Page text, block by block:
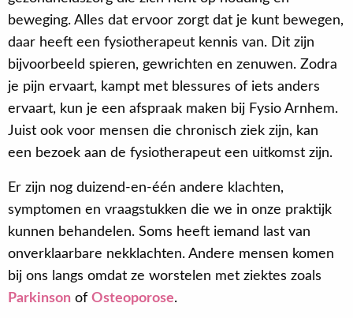
beweging. Alles dat ervoor zorgt dat je kunt bewegen,
daar heeft een fysiotherapeut kennis van. Dit zijn
bijvoorbeeld spieren, gewrichten en zenuwen. Zodra
je pijn ervaart, kampt met blessures of iets anders
ervaart, kun je een afspraak maken bij Fysio Arnhem.
Juist ook voor mensen die chronisch ziek zijn, kan
een bezoek aan de fysiotherapeut een uitkomst zijn.
Er zijn nog duizend-en-één andere klachten,
symptomen en vraagstukken die we in onze praktijk
kunnen behandelen. Soms heeft iemand last van
onverklaarbare nekklachten. Andere mensen komen
bij ons langs omdat ze worstelen met ziektes zoals
Parkinson of Osteoporose.